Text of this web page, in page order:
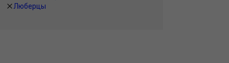
Люберцы